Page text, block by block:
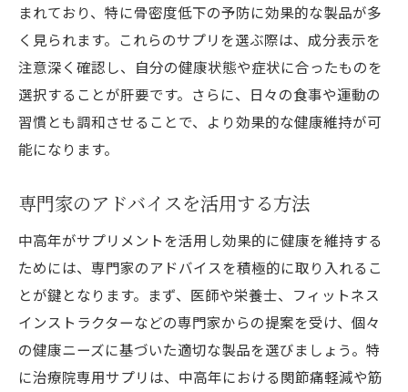
まれており、特に骨密度低下の予防に効果的な製品が多
く見られます。これらのサプリを選ぶ際は、成分表示を
注意深く確認し、自分の健康状態や症状に合ったものを
選択することが肝要です。さらに、日々の食事や運動の
習慣とも調和させることで、より効果的な健康維持が可
能になります。
専門家のアドバイスを活用する方法
中高年がサプリメントを活用し効果的に健康を維持する
ためには、専門家のアドバイスを積極的に取り入れるこ
とが鍵となります。まず、医師や栄養士、フィットネス
インストラクターなどの専門家からの提案を受け、個々
の健康ニーズに基づいた適切な製品を選びましょう。特
に治療院専用サプリは、中高年における関節痛軽減や筋